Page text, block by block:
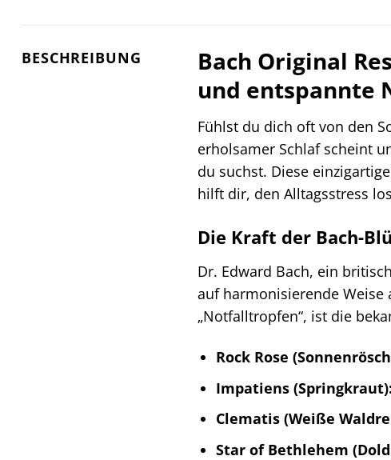
BESCHREIBUNG
Bach Original
und entspannte
Fühlst du dich oft von den
erholsamer Schlaf scheint
du suchst. Diese
hilft dir, den Alltagsstress
Die Kraft der Bach-
Dr. Edward Bach, ein
auf harmonisierende Weise
„Notfalltropfen“, ist die
Rock Rose
Impatiens (Springkraut):
Clematis (Weiße
Star of Bethlehem